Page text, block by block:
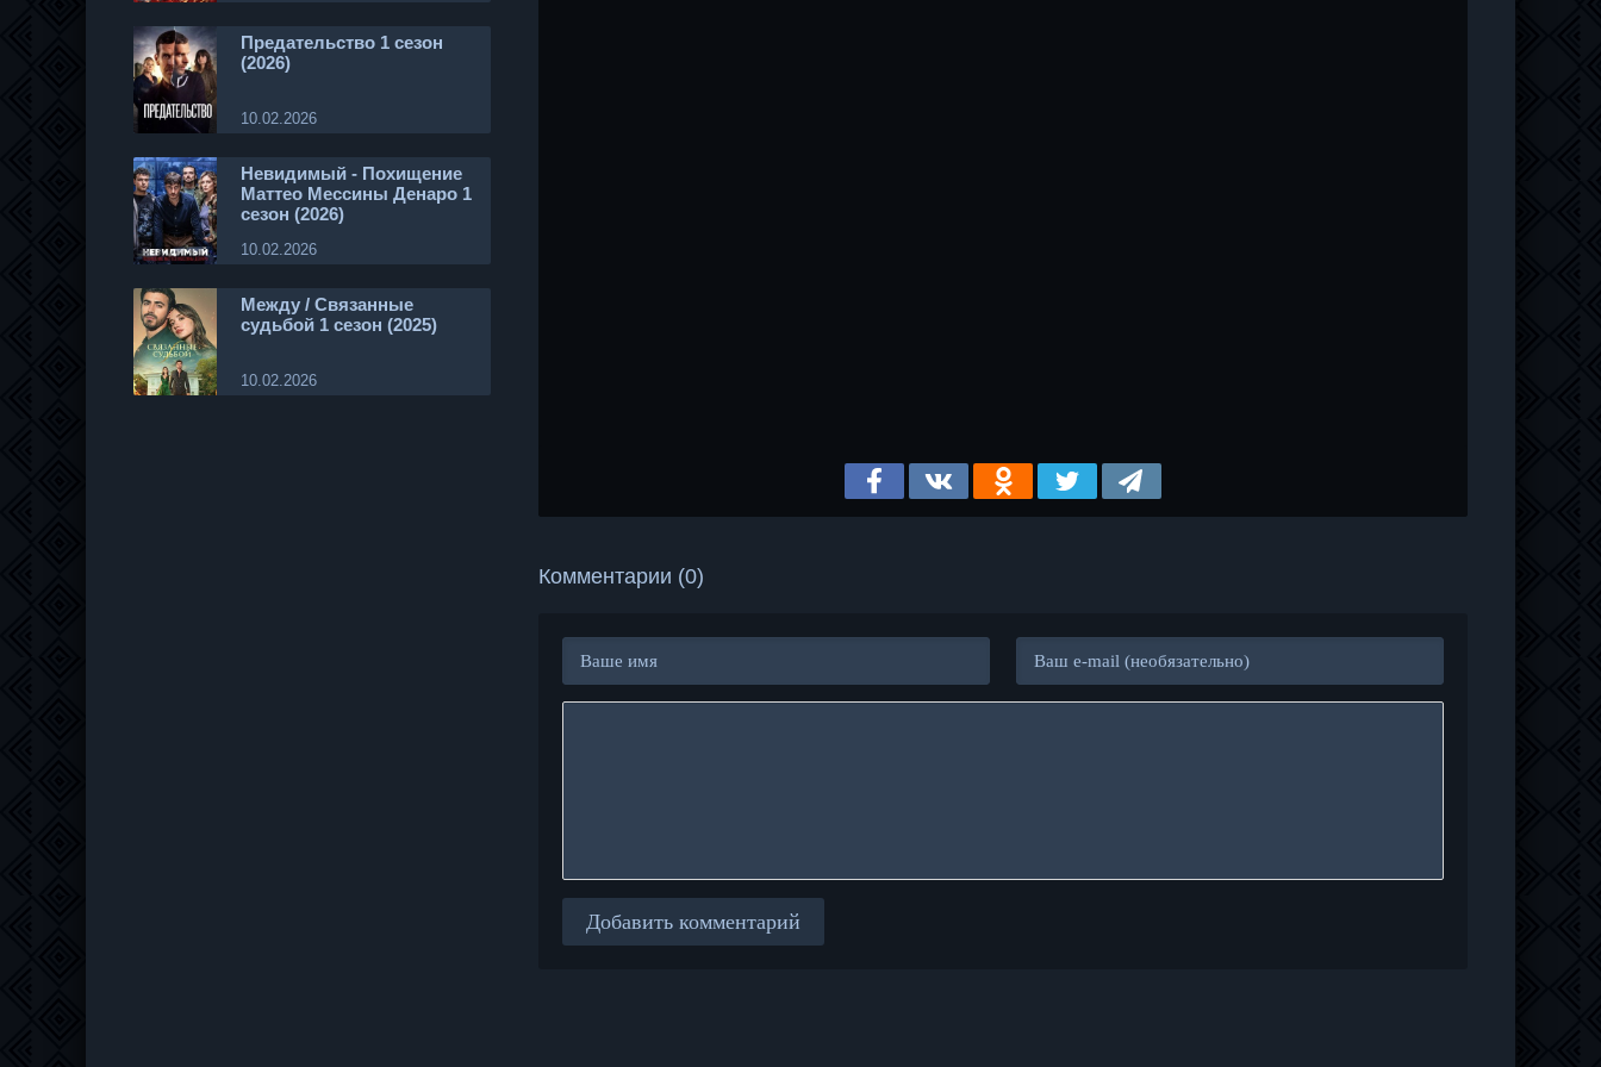
Комментарии (0)
Добавить комментарий
Предательство 1 сезон
(2026)
10.02.2026
Невидимый - Похищение
Маттео Мессины Денаро 1
сезон (2026)
10.02.2026
Между / Связанные
судьбой 1 сезон (2025)
10.02.2026